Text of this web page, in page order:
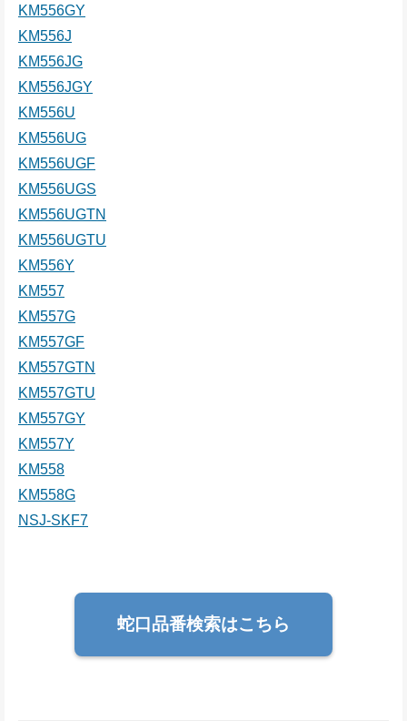
KM556GY
KM556J
KM556JG
KM556JGY
KM556U
KM556UG
KM556UGF
KM556UGS
KM556UGTN
KM556UGTU
KM556Y
KM557
KM557G
KM557GF
KM557GTN
KM557GTU
KM557GY
KM557Y
KM558
KM558G
NSJ-SKF7
蛇口品番検索はこちら